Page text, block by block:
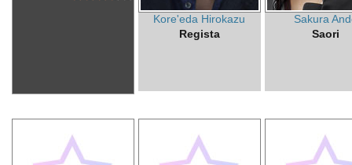
Kore'eda Hirokazu
Regista
Sakura
Saori